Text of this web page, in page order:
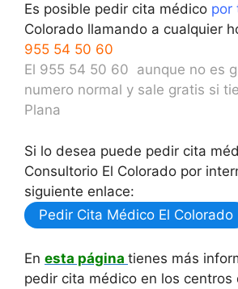
Es posible pedir cita médico por
Colorado llamando a cualquier
955 54 50 60
El 955 54 50 60 aunque no es
numero normal y sale gratis si
Plana
Si lo desea puede pedir cita
Consultorio El Colorado por
siguiente enlace:
Pedir Cita Médico El Colorado
En esta página tienes más
pedir cita médico en los centros